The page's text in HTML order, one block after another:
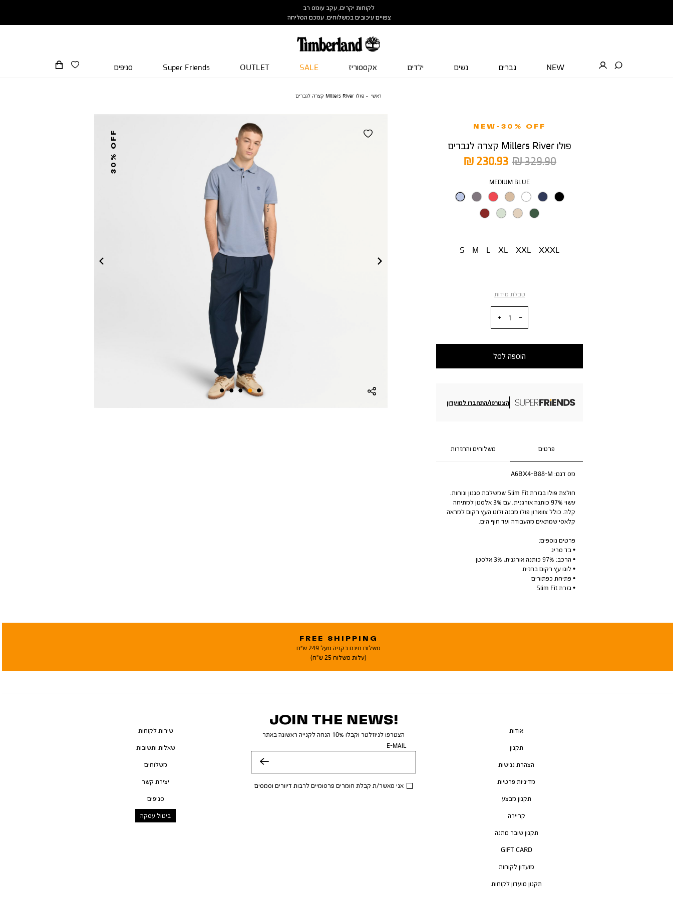
לקוחות יקרים, עקב עומס רב
צפויים עיכובים במשלוחים. עמכם הסליחה
NEW גברים נשים ילדים אקססוריז SALE
OUTLET
Super Friends סניפים
ראשי פולו Millers River קצרה לגברים
30% OFF
NEW-30% OFF
פולו Millers River קצרה לגברים
מחיר
מוצר
230.93 ₪
מחיר
329.90 ₪
צבע
MEDIUM BLUE
S M L XL XXL XXXL
טבלת מידות
הוספה לסל
הצטרפו/התחברו למועדון
פרטים משלוחים והחזרות
מס דגם: A6BX4-B88-M
חולצת פולו בגזרת Slim Fit שמשלבת סגנון ונוחות.
עשוי 97% כותנה אורגנית, עם 3% אלסטן למתיחה
קלה. כולל צווארון פולו מבנה ולוגו העץ רקום למראה
קלאסי שמתאים מהעבודה ועד חוף הים.
פרטים נוספים:
• בד סריג
• הרכב: 97% כותנה אורגנית, 3% אלסטן
• לוגו עץ רקום בחזית
• פתיחת כפתורים
• גזרת Slim Fit
FREE SHIPPING
משלוח חינם בקניה מעל 249 ש"ח
(עלות משלוח 25 ש"ח)
JOIN THE NEWS!
הצטרפו לניוזלטר וקבלו 10% הנחה לקנייה ראשונה באתר
E-MAIL
אני מאשר/ת קבלת חומרים פרסומיים לרבות דיוורים וסמסים
אודות
תקנון
הצהרת נגישות
מדיניות פרטיות
תקנון מבצע
קריירה
תקנון שובר מתנה
GIFT CARD
מועדון לקוחות
תקנון מועדון לקוחות
שירות לקוחות
שאלות ותשובות
משלוחים
יצירת קשר
סניפים
ביטול עסקה